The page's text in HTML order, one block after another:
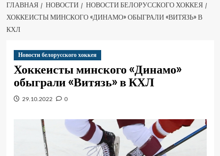
ГЛАВНАЯ НОВОСТИ
НОВОСТИ БЕЛОРУССКОГО ХОККЕЯ
ХОККЕИСТЫ МИНСКОГО «ДИНАМО» ОБЫГРАЛИ «ВИТЯЗЬ» В
КХЛ
Новости белорусского хоккея
Хоккеисты минского «Динамо»
обыграли «Витязь» в КХЛ
29.10.2022 0